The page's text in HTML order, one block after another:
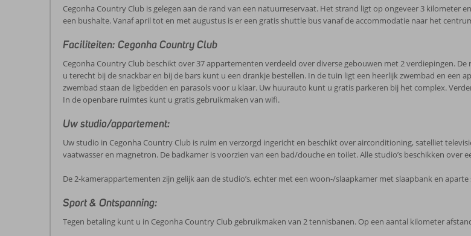
Cegonha Country Club is gelegen aan de rand van een natuurreservaat. Het strand ligt op ongeveer 3
een bushalte. Vanaf april tot en met augustus is er een gratis shuttle bus vanaf de accommodatie naar het
Faciliteiten: Cegonha Country Club
Cegonha Country Club beschikt over 37 appartementen verdeeld over diverse gebouwen met 2 verdiepingen.
u terecht bij de snackbar en bij de bars kunt u een drankje bestellen. In de tuin ligt een heerlijk zwembad en
zwembad staan de ligbedden en parasols voor u klaar. Uw huurauto kunt u gratis parkeren bij het complex.
In de openbare ruimtes kunt u gratis gebruikmaken van wifi.
Uw studio/appartement:
Uw studio in Cegonha Country Club is ruim en verzorgd ingericht en beschikt over airconditioning, satelliet
vaatwasser en magnetron. De badkamer is voorzien van een bad/douche en toilet. Alle studio’s beschikken over
De 2-kamerappartementen zijn gelijk aan de studio’s, echter met een woon-/slaapkamer met slaapbank en aparte
Sport & Ontspanning:
Tegen betaling kunt u in Cegonha Country Club gebruikmaken van 2 tennisbanen. Op een aantal kilometer